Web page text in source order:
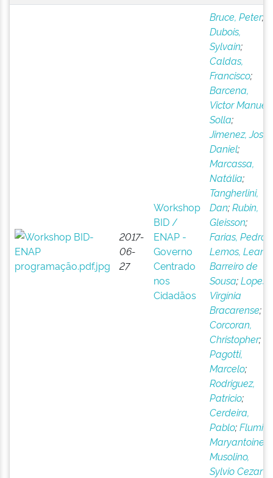
2017-
06-
27
Workshop
BID /
ENAP -
Governo
Centrado
nos
Cidadãos
Bruce, Peter;
Dubois,
Sylvain;
Caldas,
Francisco;
Barcena,
Victor Manuel
Solla;
Jimenez, Jose
Daniel;
Marcassa,
Natália;
Tangherlini,
Dan;Rubin,
Gleisson;
Farias, Pedro
Lemos, Leany
Barreiro de
Sousa;Lopes,
Virgínia
Bracarense;
Corcoran,
Christopher;
Pagotti,
Marcelo;
Rodriguez,
Patricio;
Cerdeira,
Pablo;Flumia,
Maryantoinett
Musolino,
Sylvio Cezar